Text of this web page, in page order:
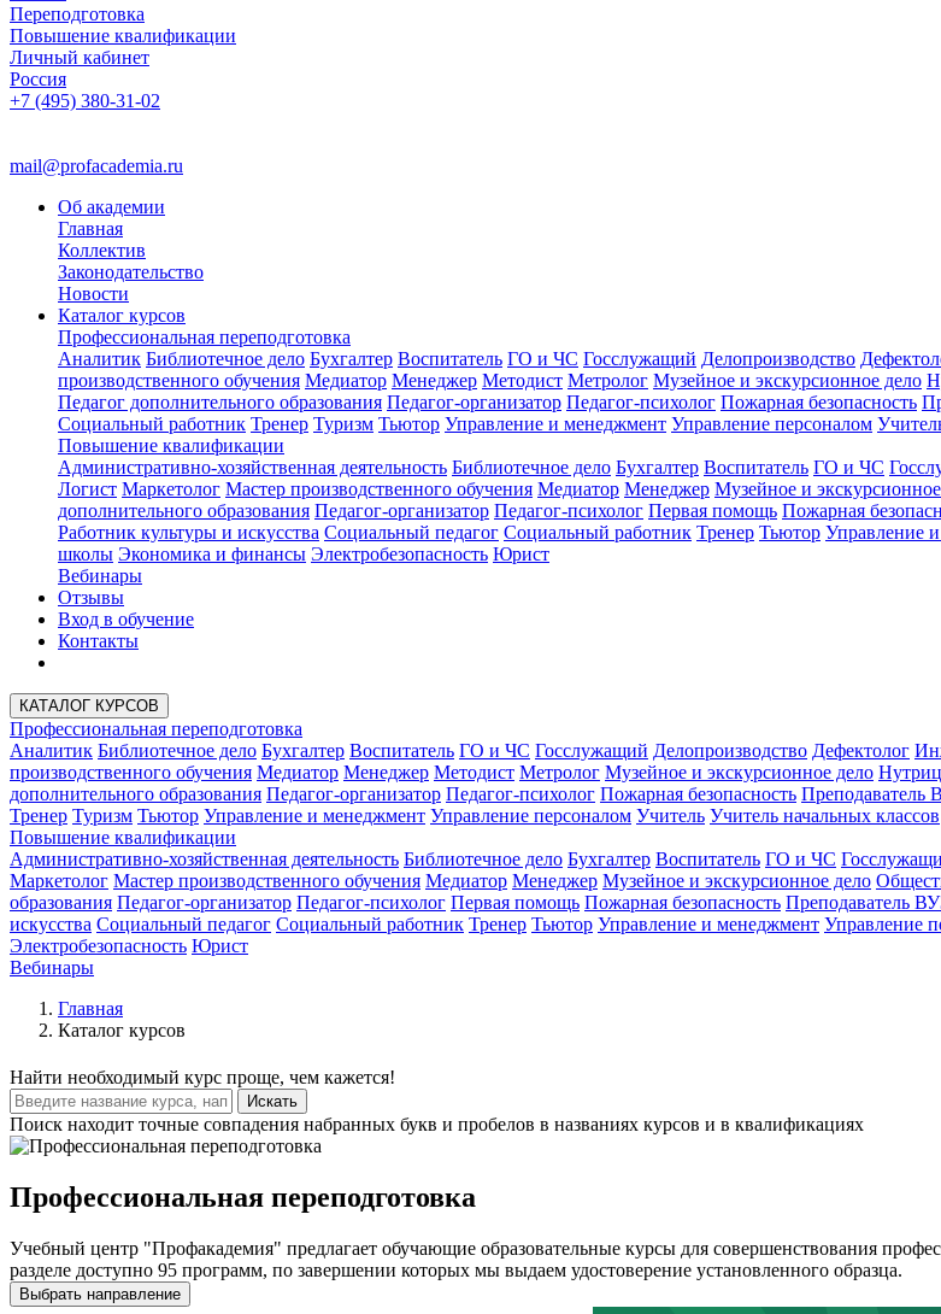
Переподготовка
Повышение квалификации
Личный кабинет
Россия
+7 (495) 380-31-02
mail@profacademia.ru
Об академии
Главная
Коллектив
Законодательство
Новости
Каталог курсов
Профессиональная переподготовка
Аналитик Библиотечное дело Бухгалтер Воспитатель ГО и ЧС Госслужащий Делопроизводство
производственного обучения Медиатор Менеджер Методист Метролог Музейное и экскурсионное дело
Педагог дополнительного образования Педагог-организатор Педагог-психолог Пожарная безопасность
Социальный работник Тренер Туризм Тьютор Управление и менеджмент Управление персоналом
Повышение квалификации
Административно-хозяйственная деятельность Библиотечное дело Бухгалтер Воспитатель ГО и ЧС
Логист Маркетолог Мастер производственного обучения Медиатор Менеджер Музейное и
дополнительного образования Педагог-организатор Педагог-психолог Первая помощь Пожарная
Работник культуры и искусства Социальный педагог Социальный работник Тренер Тьютор Управление
школы Экономика и финансы Электробезопасность Юрист
Вебинары
Отзывы
Вход в обучение
Контакты
КАТАЛОГ КУРСОВ
Профессиональная переподготовка
Аналитик Библиотечное дело Бухгалтер Воспитатель ГО и ЧС Госслужащий Делопроизводство Дефектолог
производственного обучения Медиатор Менеджер Методист Метролог Музейное и экскурсионное дело
дополнительного образования Педагог-организатор Педагог-психолог Пожарная безопасность
Тренер Туризм Тьютор Управление и менеджмент Управление персоналом Учитель Учитель начальных классов
Повышение квалификации
Административно-хозяйственная деятельность Библиотечное дело Бухгалтер Воспитатель ГО и ЧС
Маркетолог Мастер производственного обучения Медиатор Менеджер Музейное и экскурсионное дело
образования Педагог-организатор Педагог-психолог Первая помощь Пожарная безопасность Преподаватель
искусства Социальный педагог Социальный работник Тренер Тьютор Управление и менеджмент Управление
Электробезопасность Юрист
Вебинары
Главная
Каталог курсов
Найти необходимый курс проще, чем кажется!
Искать
Поиск находит точные совпадения набранных букв и пробелов в названиях курсов и в квалификациях
Профессиональная переподготовка
Учебный центр "Профакадемия" предлагает обучающие образовательные курсы для совершенствования
разделе доступно 95 программ, по завершении которых мы выдаем удостоверение установленного образца.
Выбрать направление